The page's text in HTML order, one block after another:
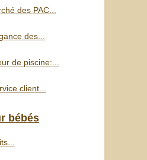
des PAC...
des...
de piscine:...
client...
bébés